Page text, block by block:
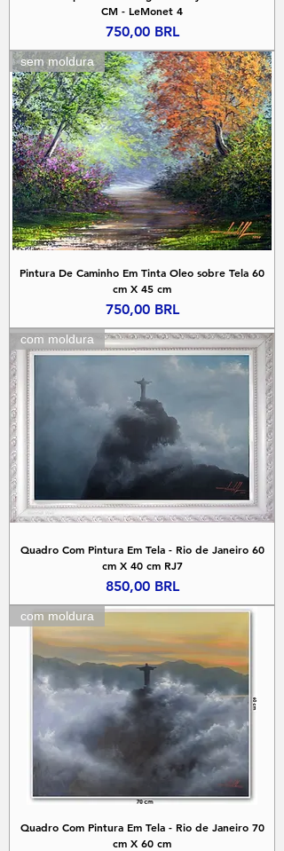
CM - LeMonet 4
Precio
750,00 BRL
sem moldura
Pintura De Caminho Em Tinta Oleo sobre Tela 60
cm X 45 cm
Precio
750,00 BRL
com moldura
Quadro Com Pintura Em Tela - Rio de Janeiro 60
cm X 40 cm RJ7
Precio
850,00 BRL
com moldura
Quadro Com Pintura Em Tela - Rio de Janeiro 70
cm X 60 cm